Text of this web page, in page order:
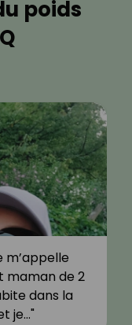
poids
m’appelle
maman de 2
dans la
je…"